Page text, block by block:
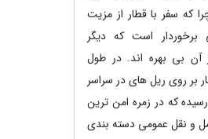
که سفر با قطار از مزیت
برخوردار است که دیگر
آن بی بهره اند. در طول
بر روی ریل های در سراسر
که در زمره امن ترین
و نقل عمومی دسته بندی